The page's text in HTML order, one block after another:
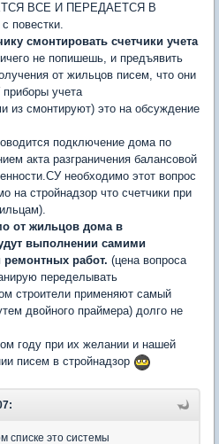
ВСЕ И ПЕРЕДАЕТСЯ В
повестки.
смонтировать счетчики учета
не попишешь, и предъявить
от жильцов писем, что они
учета
смонтируют) это на обсуждение
подключение дома по
акта разграничения балансовой
необходимо этот вопрос
на стройнадзор что счетчики при
от жильцов дома в
выполнении самими
работ. (цена вопроса
переделывать
строители применяют самый
двойного праймера) долго не
году при их желании и нашей
писем в стройнадзор
списке это системы